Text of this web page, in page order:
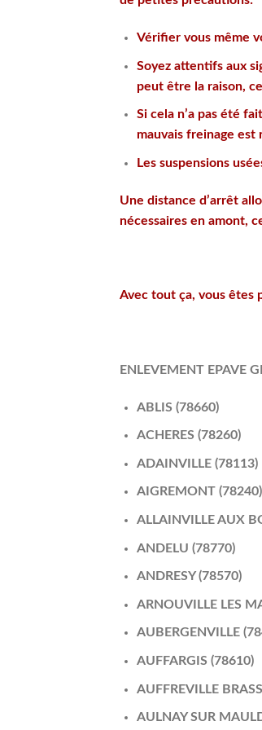
Vérifier vous même
Soyez attentifs aux
peut être la raison,
Si cela n’a pas été
mauvais freinage
Les suspensions
Une distance d’arrêt
nécessaires en amont,
Avec tout ça, vous êtes
ENLEVEMENT EPAVE
ABLIS (78660)
ACHERES (78260)
ADAINVILLE (78113)
AIGREMONT (78240)
ALLAINVILLE AUX
ANDELU (78770)
ANDRESY (78570)
ARNOUVILLE LES
AUBERGENVILLE
AUFFARGIS (78610)
AUFFREVILLE
AULNAY SUR